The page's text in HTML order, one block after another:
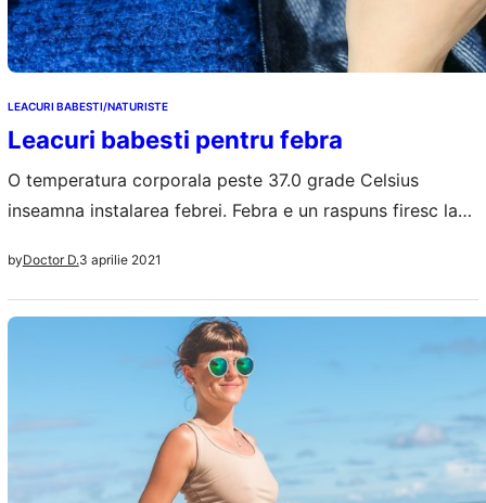
LEACURI BABESTI/NATURISTE
Leacuri babesti pentru febra
O temperatura corporala peste 37.0 grade Celsius
inseamna instalarea febrei. Febra e un raspuns firesc la
interne, este raspunsul la o anumita afectiune, de
exemplu, o raceala. Medicamentele obisnuite, chimice, isi
fac efectul si se administreaza doar la recomandarea
medicului. Totusi avem si o multime de…
byDoctor D.3 aprilie 2021